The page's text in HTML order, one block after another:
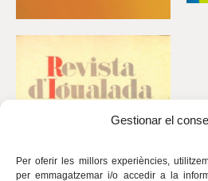
Gestionar el
Per oferir les millors experiències,
per emmagatzemar i/o accedir a la